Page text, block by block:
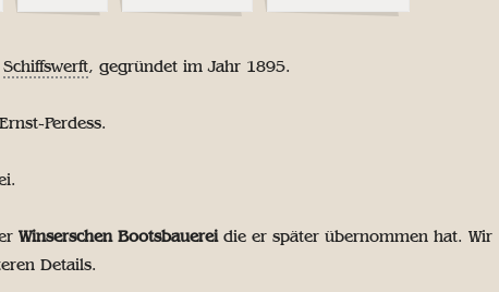
Schiffswerft, gegründet im Jahr 1895.
Perdess.
Winserschen Bootsbauereidie er später übernommen hat. Wir
Details.